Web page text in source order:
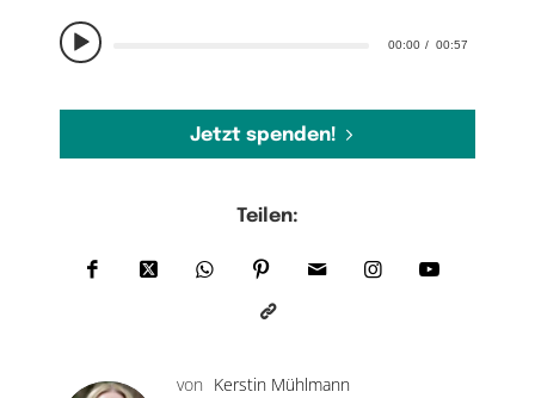
00:00 00:57
Jetzt spenden!
Teilen:
von Kerstin Mühlmann